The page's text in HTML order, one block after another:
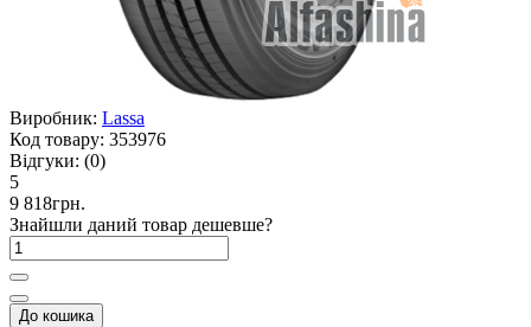
Виробник: Lassa
Код товару: 353976
Відгуки: (0)
5
9 818грн.
Знайшли даний товар дешевше?
До кошика